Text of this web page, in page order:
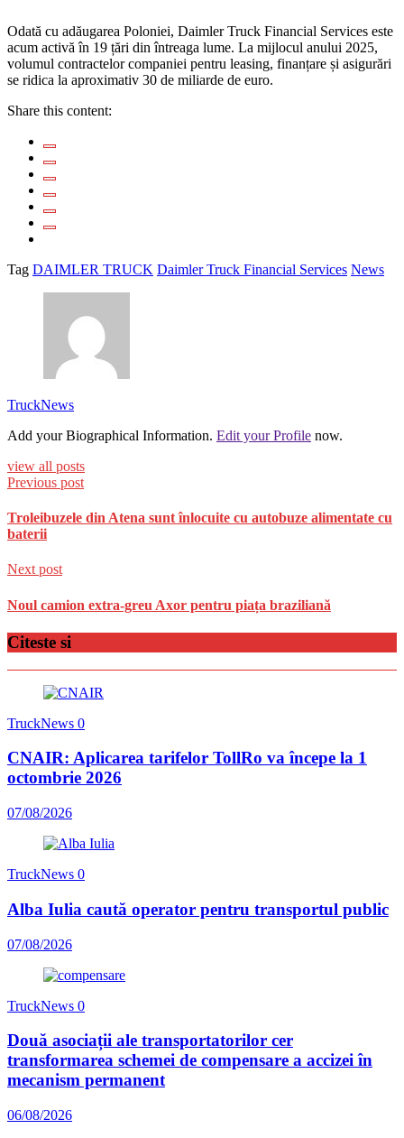
Odată cu adăugarea Poloniei, Daimler Truck Financial Services este
acum activă în 19 țări din întreaga lume. La mijlocul anului 2025,
volumul contractelor companiei pentru leasing, finanțare și asigurări
se ridica la aproximativ 30 de miliarde de euro.
Share this content:
Tag DAIMLER TRUCK Daimler Truck Financial Services News
TruckNews
Add your Biographical Information. Edit your Profile now.
view all posts
Previous post
Troleibuzele din Atena sunt înlocuite cu autobuze alimentate cu
baterii
Next post
Noul camion extra-greu Axor pentru piața braziliană
Citeste si
TruckNews 0
CNAIR: Aplicarea tarifelor TollRo va începe la 1
octombrie 2026
07/08/2026
TruckNews 0
Alba Iulia caută operator pentru transportul public
07/08/2026
TruckNews 0
Două asociații ale transportatorilor cer
transformarea schemei de compensare a accizei în
mecanism permanent
06/08/2026